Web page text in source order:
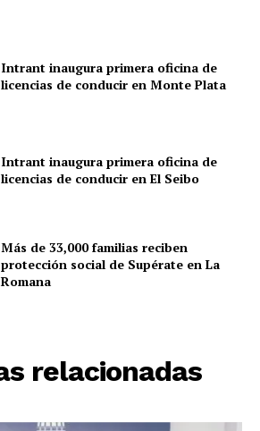
Intrant inaugura primera oficina de
licencias de conducir en Monte Plata
Intrant inaugura primera oficina de
licencias de conducir en El Seibo
Más de 33,000 familias reciben
protección social de Supérate en La
Romana
relacionadas